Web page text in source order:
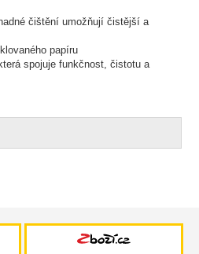
čištění umožňují čistější a
papíru
spojuje funkčnost, čistotu a